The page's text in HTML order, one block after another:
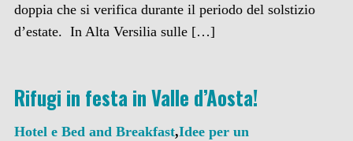
doppia che si verifica durante il periodo del solstizio
d’estate. In Alta Versilia sulle […]
Rifugi in festa in Valle d’Aosta!
Hotel e Bed and Breakfast,Idee per un